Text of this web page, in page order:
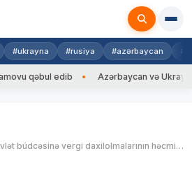
#ukrayna #rusiya #azərbaycan
edib Azərbaycan və Ukrayna XİN
Dövlət büdcəsinə vergi daxilolmalarının həcmi AÇIQLANDI